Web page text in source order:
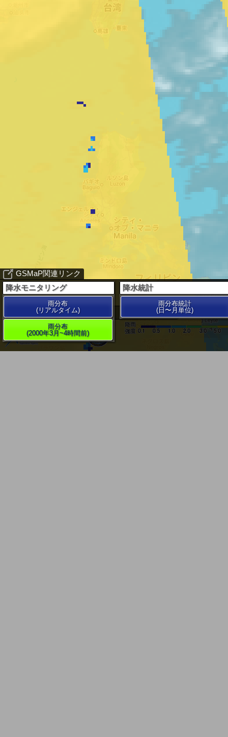
200 km
GSMaP関連リンク
降水モニタリング
雨分布
(リアルタイム)
雨分布
(2000年3月~4時間前)
降水統計
雨分布統計
(日〜月単位)